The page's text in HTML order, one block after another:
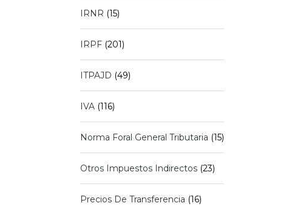
IRNR (15)
IRPF(201)
ITPAJD (49)
IVA(116)
Norma Foral General Tributaria (15)
Otros Impuestos Indirectos(23)
Precios De Transferencia (16)